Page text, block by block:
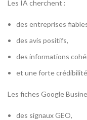
Les IA cherchent :
des entreprises
des avis positifs,
des informations
et une forte
Les fiches Google
des signaux GEO,